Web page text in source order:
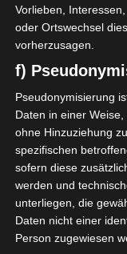
Vorlieben,
oder Ortswechsel
vorherzusagen.
f)
Pseudonymisierung
Daten in einer
ohne Hinzuziehung
spezifischen
sofern diese
werden und
unterliegen, die
Daten nicht einer
Person zugewiesen